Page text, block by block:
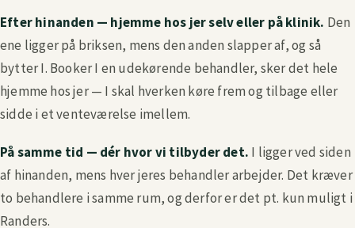
Efter hinanden — hjemme hos jer selv eller på klinik. Den
ene ligger på briksen, mens den anden slapper af, og så
bytter I. Booker I en udekørende behandler, sker det hele
hjemme hos jer — I skal hverken køre frem og tilbage eller
sidde i et venteværelse imellem.
På samme tid — dér hvor vi tilbyder det. I ligger ved siden
af hinanden, mens hver jeres behandler arbejder. Det kræver
to behandlere i samme rum, og derfor er det pt. kun muligt i
Randers.